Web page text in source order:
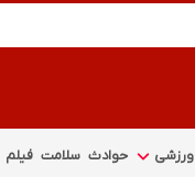
ورزشی حوادث سلامت فیلم